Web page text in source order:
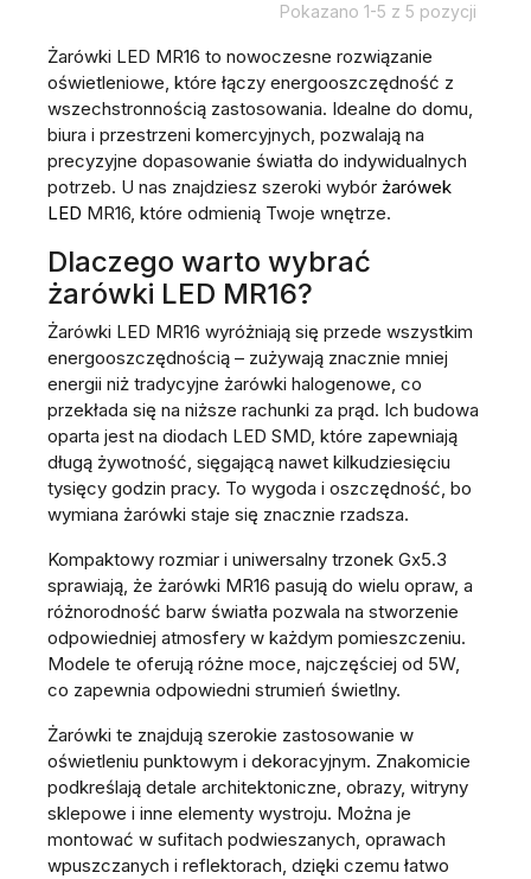
Pokazano 1-5 z 5 pozycji
Żarówki LED MR16 to nowoczesne rozwiązanie
oświetleniowe, które łączy energooszczędność z
wszechstronnością zastosowania. Idealne do domu,
biura i przestrzeni komercyjnych, pozwalają na
precyzyjne dopasowanie światła do indywidualnych
potrzeb. U nas znajdziesz szeroki wybór żarówek
LED MR16, które odmienią Twoje wnętrze.
Dlaczego warto wybrać
żarówki LED MR16?
Żarówki LED MR16 wyróżniają się przede wszystkim
energooszczędnością – zużywają znacznie mniej
energii niż tradycyjne żarówki halogenowe, co
przekłada się na niższe rachunki za prąd. Ich budowa
oparta jest na diodach LED SMD, które zapewniają
długą żywotność, sięgającą nawet kilkudziesięciu
tysięcy godzin pracy. To wygoda i oszczędność, bo
wymiana żarówki staje się znacznie rzadsza.
Kompaktowy rozmiar i uniwersalny trzonek Gx5.3
sprawiają, że żarówki MR16 pasują do wielu opraw, a
różnorodność barw światła pozwala na stworzenie
odpowiedniej atmosfery w każdym pomieszczeniu.
Modele te oferują różne moce, najczęściej od 5W,
co zapewnia odpowiedni strumień świetlny.
Żarówki te znajdują szerokie zastosowanie w
oświetleniu punktowym i dekoracyjnym. Znakomicie
podkreślają detale architektoniczne, obrazy, witryny
sklepowe i inne elementy wystroju. Można je
montować w sufitach podwieszanych, oprawach
wpuszczanych i reflektorach, dzięki czemu łatwo